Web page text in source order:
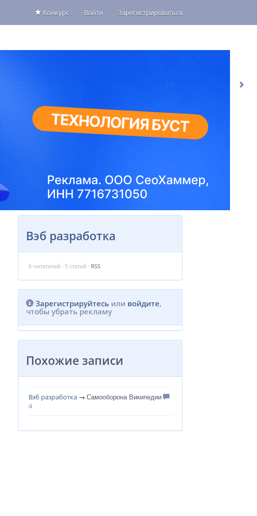
Конкурс Войти Зарегистрироваться
Вэб разработка
6 читателей · 5 статей · RSS
Зарегистрируйтесь или войдите,
чтобы убрать рекламу
Похожие записи
Вэб разработка →Самооборона Википедии
4